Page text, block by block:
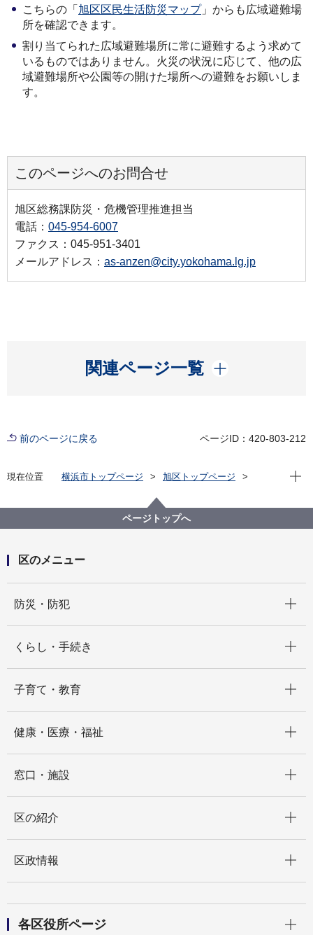
こちらの「 旭区区民生活防災マップ」からも広域避難場
所を確認できます。
割り当てられた広域避難場所に常に避難するよう求めて
いるものではありません。火災の状況に応じて、他の広
域避難場所や公園等の開けた場所への避難をお願いしま
す。
このページへのお問合せ
旭区総務課防災・危機管理推進担当
電話： 045-954-6007
ファクス：045-951-3401
メールアドレス： as-anzen@city.yokohama.lg.jp
関連ページ一覧
開く
前のページに戻る ページID：420-803-212
現在位置 横浜市トップページ
旭区トップページ
旭区広域避難場所(大火災時避難場所)
現在
ページトップへ
区のメニュー
防災・防犯
くらし・手続き
子育て・教育
健康・医療・福祉
窓口・施設
区の紹介
区政情報
各区役所ページ